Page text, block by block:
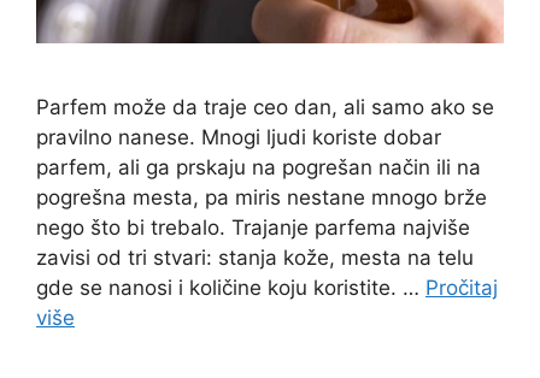
Parfem može da traje ceo dan, ali samo ako se
pravilno nanese. Mnogi ljudi koriste dobar
parfem, ali ga prskaju na pogrešan način ili na
pogrešna mesta, pa miris nestane mnogo brže
nego što bi trebalo. Trajanje parfema najviše
zavisi od tri stvari: stanja kože, mesta na telu
gde se nanosi i količine koju koristite. … Pročitaj
više